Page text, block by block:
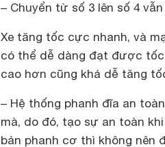
– Chuyển từ số 3 lên số 4
Xe tăng tốc cực nhanh, và
có thể dễ dàng đạt được
cao hơn cũng khá dễ tăng
– Hệ thống phanh đĩa an
mà, do đó, tạo sự an toàn
bản phanh cơ thì không nên